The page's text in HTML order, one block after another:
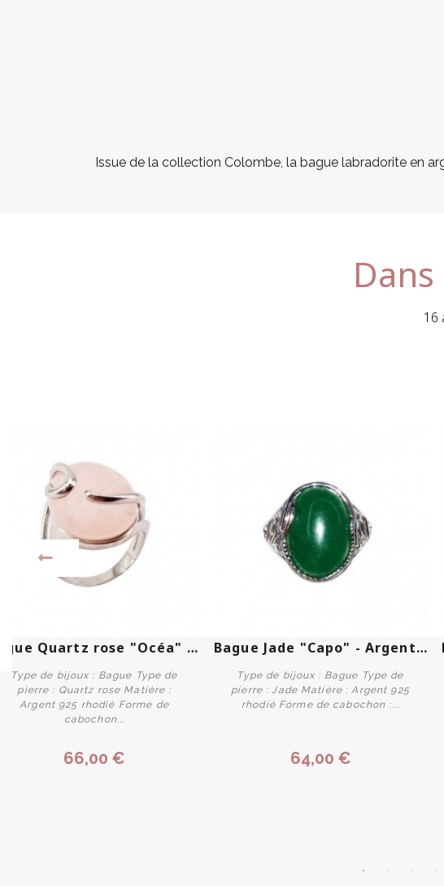
Issue de la collection Colombe, la bague labradorite en
16
Bague Quartz rose "Océa" -...
Type de bijoux : Bague Type de
pierre : Quartz rose Matière :
Argent 925 rhodié Forme de
cabochon...
66,00 €
Bague Jade "Capo" - Argent 925
Type de bijoux : Bague Type de
pierre : Jade Matière : Argent 925
rhodié Forme de cabochon :...
64,00 €